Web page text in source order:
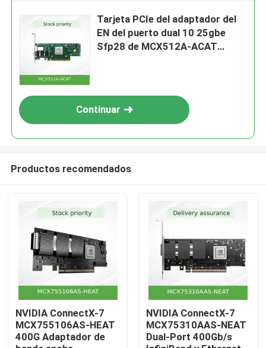
En casa.
Productos
Vídeos
Tarjeta PCIe del adaptador del
EN del puerto dual 10 25gbe
Sfp28 de MCX512A-ACAT
Continuar
Productos recomendados
NVIDIA ConnectX-7
MCX755106AS-HEAT
400G Adaptador de
NVIDIA ConnectX-7
MCX75310AAS-NEAT
Dual-Port 400Gb/s